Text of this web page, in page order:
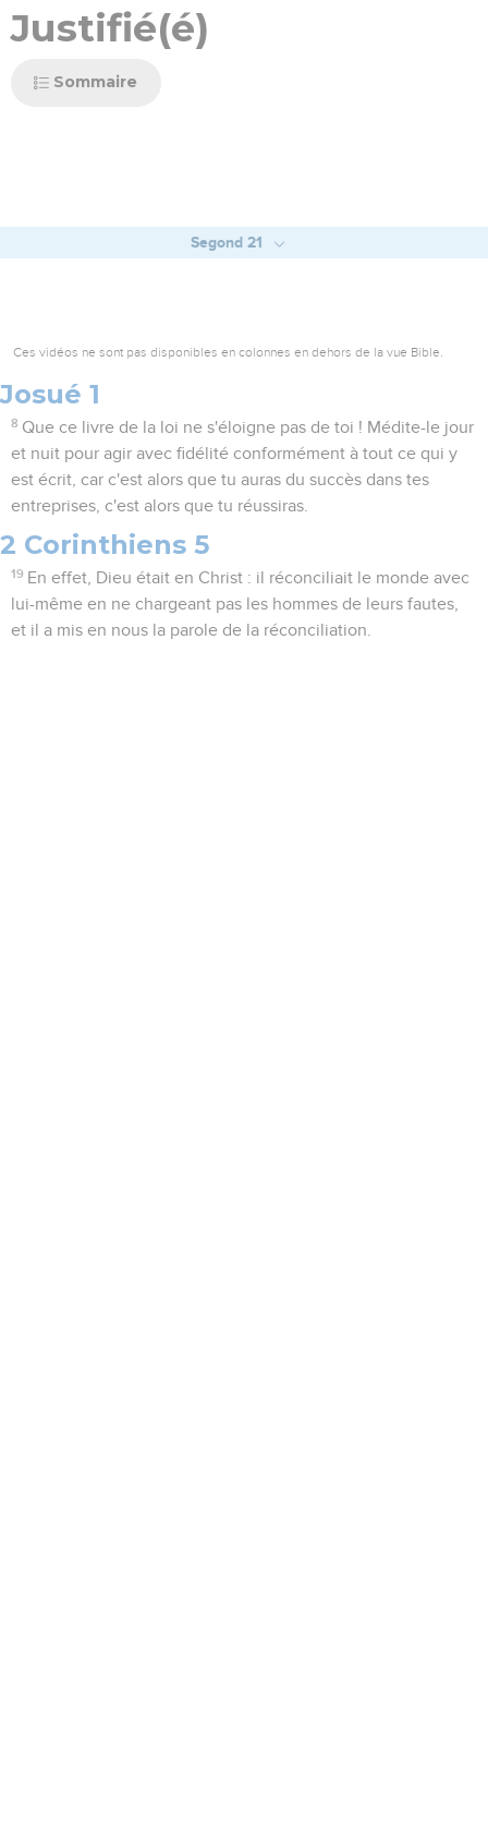
Justifié(é)
Sommaire
Segond 21
Ces vidéos ne sont pas disponibles en colonnes en dehors de la vue Bible.
Josué 1
8 Que ce livre de la loi ne s'éloigne pas de toi ! Médite-le jour
et nuit pour agir avec fidélité conformément à tout ce qui y
est écrit, car c'est alors que tu auras du succès dans tes
entreprises, c'est alors que tu réussiras.
2 Corinthiens 5
19 En effet, Dieu était en Christ : il réconciliait le monde avec
lui-même en ne chargeant pas les hommes de leurs fautes,
et il a mis en nous la parole de la réconciliation.